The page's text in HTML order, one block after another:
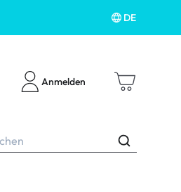
DE
Anmelden